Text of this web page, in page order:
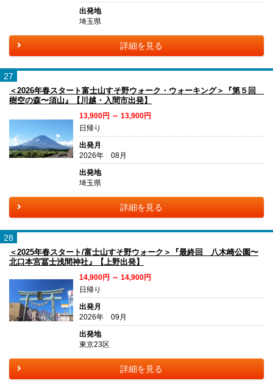
出発地
埼玉県
詳細を見る
27
＜2026年春スタート富士山すそ野ウォーク・ウォーキング＞『第５回
樹空の森〜須山』【川越・入間市出発】
13,900円 ～ 13,900円
日帰り
出発月
2026年 08月
出発地
埼玉県
詳細を見る
28
＜2025年春スタート/富士山すそ野ウォーク＞『最終回 八木崎公園〜
北口本宮冨士浅間神社』【上野出発】
14,900円 ～ 14,900円
日帰り
出発月
2026年 09月
出発地
東京23区
詳細を見る